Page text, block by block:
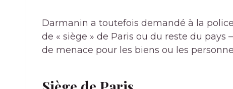
Darmanin a toutefois demandé à la
de « siège » de Paris ou du reste du pays
de menace pour les biens ou les